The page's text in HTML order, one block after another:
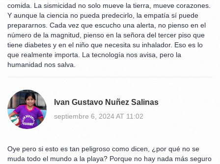
comida. La sismicidad no solo mueve la tierra, mueve corazones.
Y aunque la ciencia no pueda predecirlo, la empatía sí puede
prepararnos. Cada vez que escucho una alerta, no pienso en el
número de la magnitud, pienso en la señora del tercer piso que
tiene diabetes y en el niño que necesita su inhalador. Eso es lo
que realmente importa. La tecnología nos avisa, pero la
humanidad nos salva.
Ivan Gustavo Nuñez Salinas
septiembre 6, 2024 AT 11:02
Oye pero si esto es tan peligroso como dicen, ¿por qué no se
muda todo el mundo a la playa? Porque no hay nada más seguro